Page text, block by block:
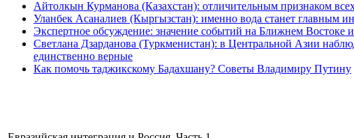
Айтолкын Курманова (Казахстан): отличительным признаком
Уланбек Асаналиев (Кыргызстан): именно вода станет главным
Экспертное обсуждение: значение событий на Ближнем
Светлана Дзарданова (Туркменистан): в Центральной Азии
единственно верные
Как помочь таджикскому Бадахшану? Советы Владимиру Путину